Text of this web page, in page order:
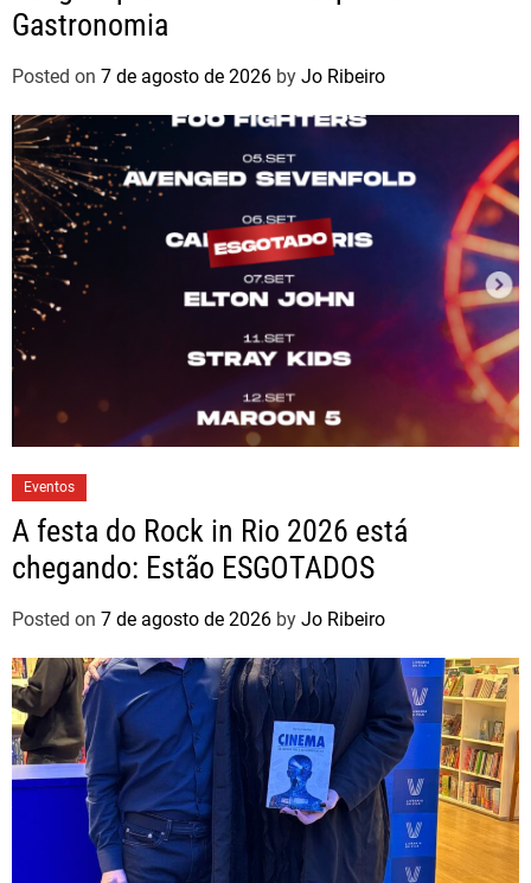
Gastronomia
Posted on 7 de agosto de 2026 by Jo Ribeiro
Eventos
A festa do Rock in Rio 2026 está
chegando: Estão ESGOTADOS
Posted on 7 de agosto de 2026 by Jo Ribeiro